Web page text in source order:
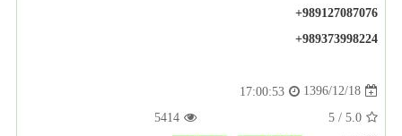
+989127087076
+989373998224
1396/12/18
17:00:53
5.0
/
5
5414